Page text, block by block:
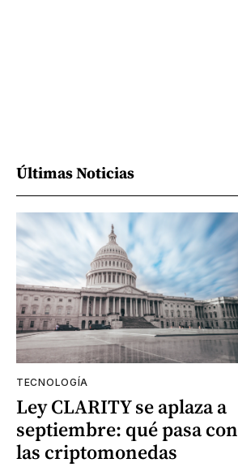
Últimas Noticias
TECNOLOGÍA
Ley CLARITY se aplaza a
septiembre: qué pasa con
las criptomonedas